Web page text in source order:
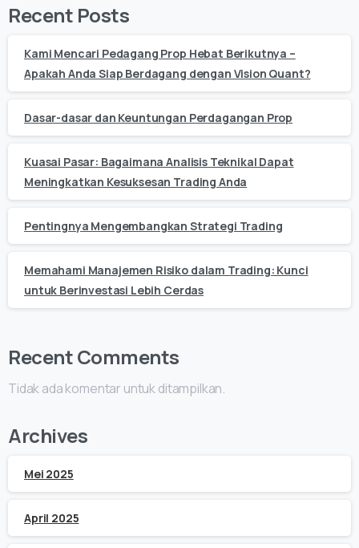
Recent Posts
Kami Mencari Pedagang Prop Hebat Berikutnya –
Apakah Anda Siap Berdagang dengan Vision Quant?
Dasar-dasar dan Keuntungan Perdagangan Prop
Kuasai Pasar: Bagaimana Analisis Teknikal Dapat
Meningkatkan Kesuksesan Trading Anda
Pentingnya Mengembangkan Strategi Trading
Memahami Manajemen Risiko dalam Trading: Kunci
untuk Berinvestasi Lebih Cerdas
Recent Comments
Tidak ada komentar untuk ditampilkan.
Archives
Mei 2025
April 2025